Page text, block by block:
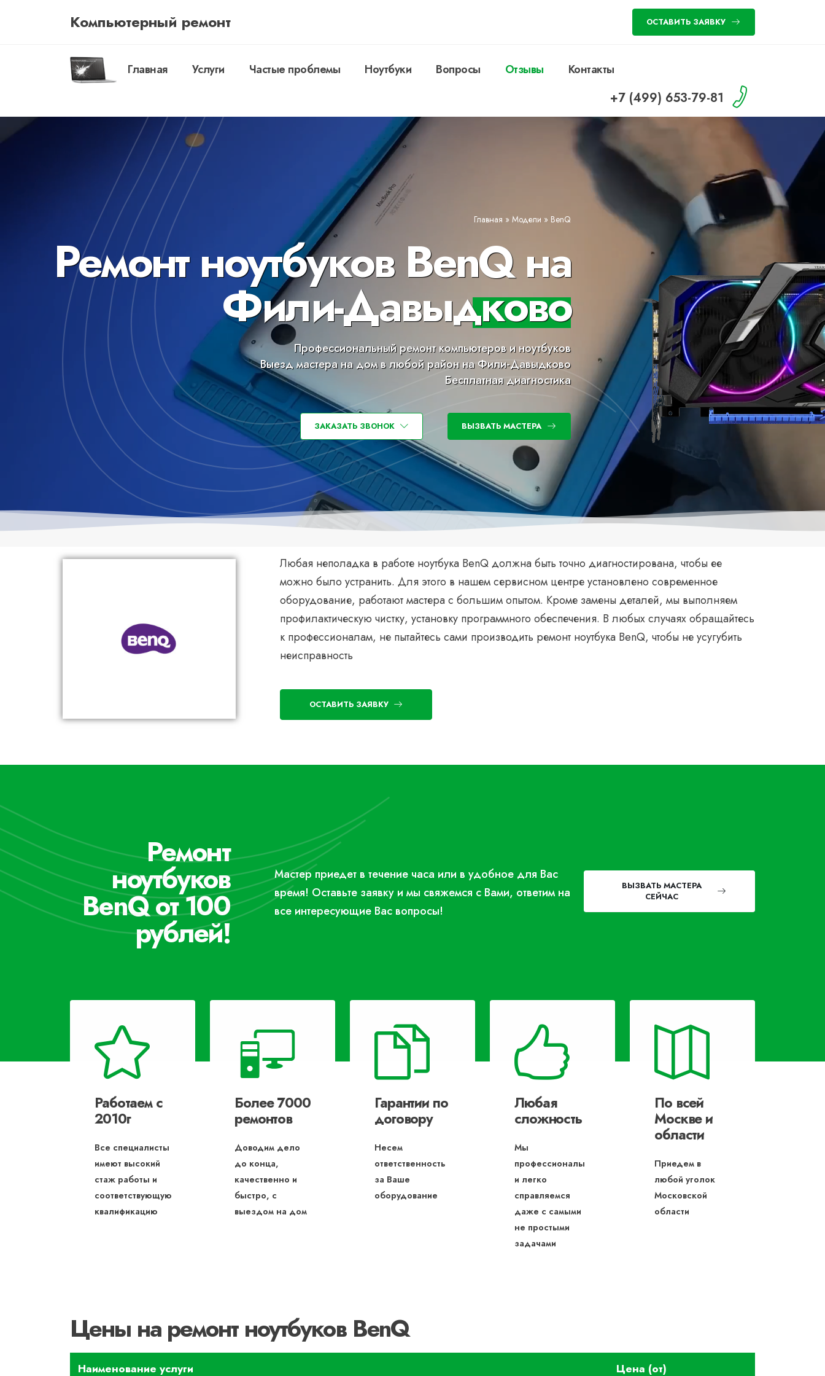
Компьютерный ремонт ОСТАВИТЬ ЗАЯВКУ
Главная Услуги Частые проблемы Ноутбуки Вопросы Отзывы Контакты
+7 (499) 653-79-81
Главная » Модели » BenQ
Ремонт ноутбуков BenQ на
Фили-Давыдково
Профессиональный ремонт компьютеров и ноутбуков
Выезд мастера на дом в любой район на Фили-Давыдково
Бесплатная диагностика
ЗАКАЗАТЬ ЗВОНОК ВЫЗВАТЬ МАСТЕРА
Любая неполадка в работе ноутбука BenQ должна быть точно диагностирована, чтобы ее
можно было устранить. Для этого в нашем сервисном центре установлено современное
оборудование, работают мастера с большим опытом. Кроме замены деталей, мы выполняем
профилактическую чистку, установку программного обеспечения. В любых случаях обращайтесь
к профессионалам, не пытайтесь сами производить ремонт ноутбука BenQ, чтобы не усугубить
неисправность
ОСТАВИТЬ ЗАЯВКУ
Ремонт
ноутбуков
BenQ от 100
рублей!
Мастер приедет в течение часа или в удобное для Вас
время! Оставьте заявку и мы свяжемся с Вами, ответим на
все интересующие Вас вопросы!
ВЫЗВАТЬ МАСТЕРА
СЕЙЧАС
Работаем с
2010г
Все специалисты
имеют высокий
стаж работы и
соответствующую
квалификацию
Более 7000
ремонтов
Доводим дело
до конца,
качественно и
быстро, с
выездом на дом
Гарантии по
договору
Несем
ответственность
за Ваше
оборудование
Любая
сложность
Мы
профессионалы
и легко
справляемся
даже с самыми
не простыми
задачами
По всей
Москве и
области
Приедем в
любой уголок
Московской
области
Цены на ремонт ноутбуков BenQ
Наименование услуги
Цена (от)